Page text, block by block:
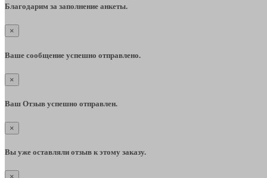
Благодарим за заполнение анкеты.
×
Ваше сообщение успешно отправлено.
×
Ваш Отзыв успешно отправлен.
×
Вы уже оставляли отзыв к этому заказу.